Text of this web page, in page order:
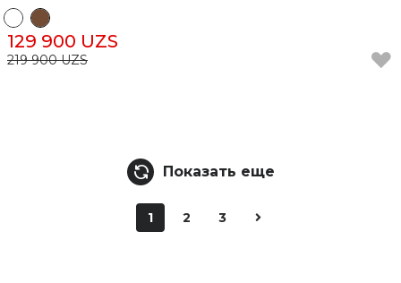
129 900 UZS
219 900 UZS
Показать еще
1 2 3